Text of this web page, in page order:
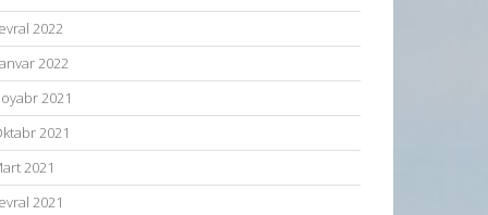
2022
2022
2021
2021
2021
2021